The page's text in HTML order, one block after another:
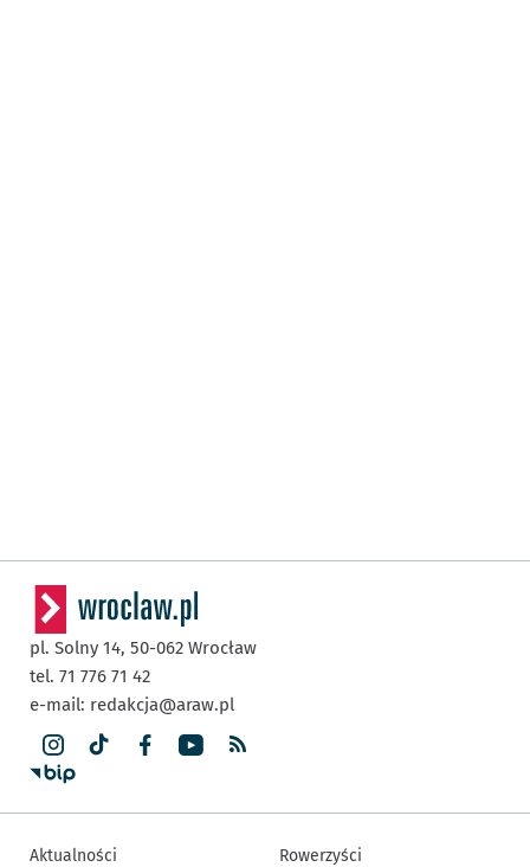
pl. Solny 14, 50-062 Wrocław
tel. 71 776 71 42
e-mail: redakcja@araw.pl
Aktualności Rowerzyści